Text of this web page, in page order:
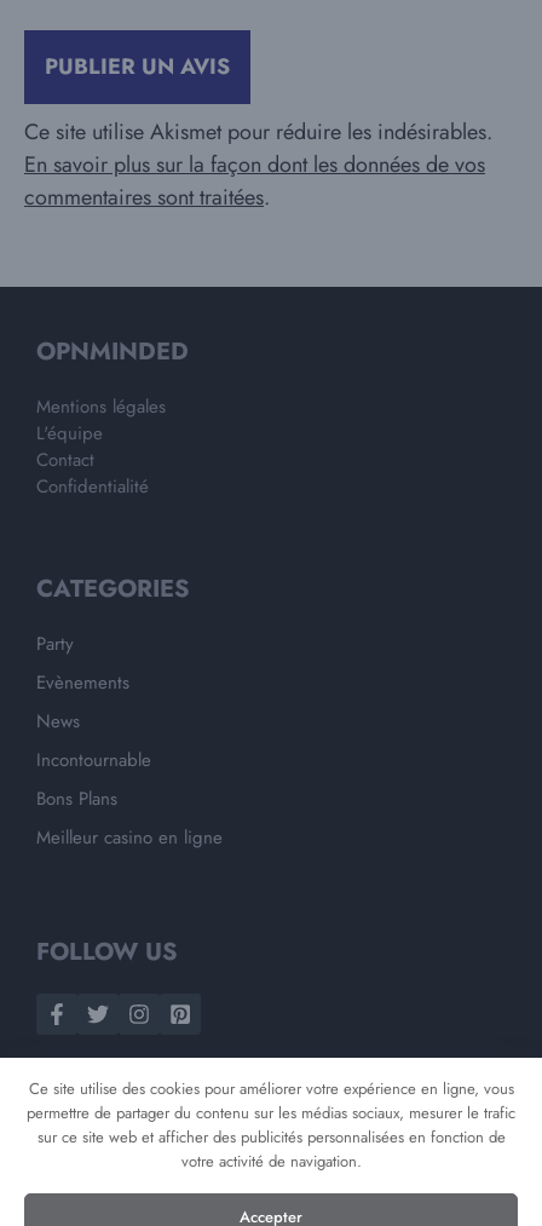
Ce site utilise Akismet pour réduire les indésirables.
En savoir plus sur la façon dont les données de vos
commentaires sont traitées.
OPNMINDED
Mentions légales
L'équipe
Contact
Confidentialité
CATEGORIES
Party
Evènements
News
Incontournable
Bons Plans
Meilleur casino en ligne
FOLLOW US
©2026Opnminded
Ce site utilise des cookies pour améliorer votre expérience en ligne, vous
permettre de partager du contenu sur les médias sociaux, mesurer le trafic
sur ce site web et afficher des publicités personnalisées en fonction de
votre activité de navigation.
Accepter